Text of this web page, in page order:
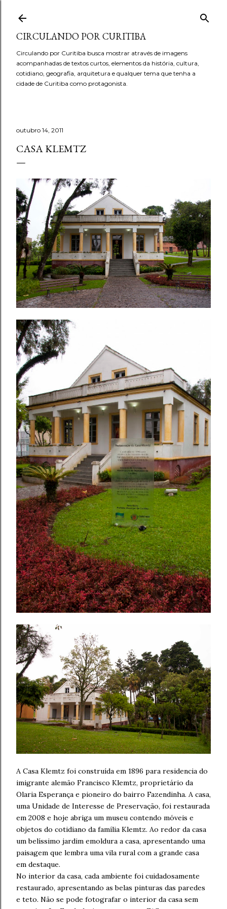
CIRCULANDO POR CURITIBA
Circulando por Curitiba busca mostrar através de imagens
acompanhadas de textos curtos, elementos da história, cultura,
cotidiano, geografia, arquitetura e qualquer tema que tenha a
cidade de Curitiba como protagonista.
outubro 14, 2011
CASA KLEMTZ
A Casa Klemtz foi construída em 1896 para residencia do
imigrante alemão Francisco Klemtz, proprietário da
Olaria Esperança e pioneiro do bairro Fazendinha. A casa,
uma Unidade de Interesse de Preservação, foi restaurada
em 2008 e hoje abriga um museu contendo móveis e
objetos do cotidiano da família Klemtz. Ao redor da casa
um belíssimo jardim emoldura a casa, apresentando uma
paisagem que lembra uma vila rural com a grande casa
em destaque.
No interior da casa, cada ambiente foi cuidadosamente
restaurado, apresentando as belas pinturas das paredes
e teto. Não se pode fotografar o interior da casa sem